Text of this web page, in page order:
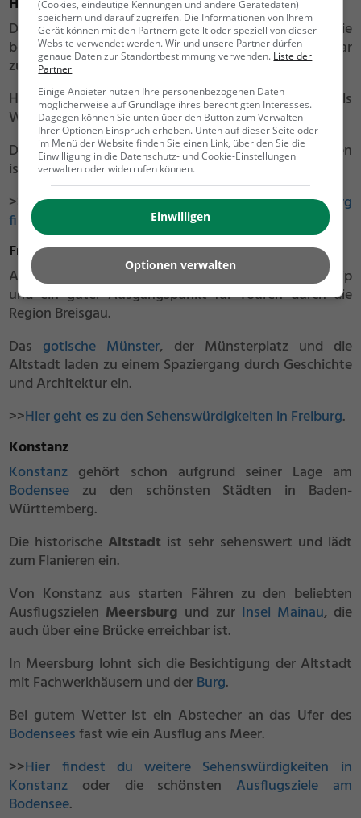
Heidelberg
Der fantastische Ausblick über das Neckartal und die
beeindruckende Architektur machen dasSchloss sogar
zur beliebtesten Sehenswürdigkeit inHeidelberg.
Hoch oben auf demKönigsstuhlgilt es als
Wahrzeichen der Stadt.
Die Altstadt mit ihren kleinen Gassen und Geschäften
ist jedoch ebenfalls einen Besuch wert.
>>
Die schönsten Sehenswürdigkeiten in Heidelberg
findest du hier
Freiburg
Auch
ist ein ideales Ziel für einen Stadttrip
und ein guter Ausgangspunkt für Touren durch die
Region Breisgau.
Das gotische Münster, der Münsterplatz und die
Altstadt laden zu einem Spaziergang durch Geschichte
und Architektur ein.
>>Hier geht es zu den Sehenswürdigkeiten in Freiburg.
Konstanz
Konstanz gehört schon aufgrund seiner Lage am
Bodensee zu den schönsten Städten in Baden-
Württemberg.
Die historischeAltstadt ist sehr sehenswert und lädt
zum Flanieren ein.
Von Konstanz aus starten Fähren zu den beliebten
Ausflugszielen Meersburg und zur Insel Mainau, die
auch über eine Brücke erreichbar ist.
In Meersburg lohnt sich die Besichtigung der Altstadt
mit Fachwerkhäusern und derBurg.
Bei gutem Wetter ist ein Abstecher an das Ufer des
Bodenseesfast wie ein Ausflug ans Meer.
>>Hier findest du weitere Sehenswürdigkeiten in
Konstanz oder die schönsten Ausflugsziele am
Bodensee.
(Cookies, eindeutige Kennungen und andere Gerätedaten)
speichern und darauf zugreifen. Die Informationen von Ihrem
Gerät können mit den Partnern geteilt oder speziell von dieser
Website verwendet werden. Wir und unsere Partner dürfen
genaue Daten zur Standortbestimmung verwenden. Liste der
Partner
Einige Anbieter nutzen Ihre personenbezogenen Daten
möglicherweise auf Grundlage ihres berechtigten Interesses.
Dagegen können Sie unten über den Button zum Verwalten
Ihrer Optionen Einspruch erheben. Unten auf dieser Seite oder
im Menü der Website finden Sie einen Link, über den Sie die
Einwilligung in die Datenschutz- und Cookie-Einstellungen
verwalten oder widerrufen können.
Einwilligen
Optionen verwalten